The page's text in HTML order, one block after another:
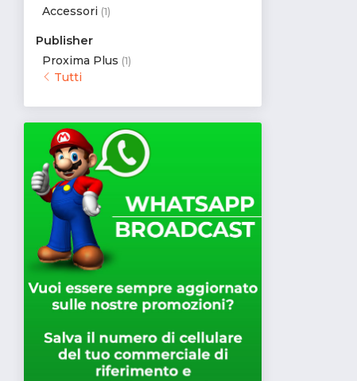
Accessori (1)
Publisher
Proxima Plus (1)
Tutti